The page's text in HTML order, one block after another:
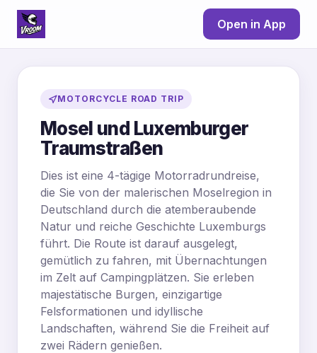
Open in App
MOTORCYCLE ROAD TRIP
Mosel und Luxemburger
Traumstraßen
Dies ist eine 4-tägige Motorradrundreise,
die Sie von der malerischen Moselregion in
Deutschland durch die atemberaubende
Natur und reiche Geschichte Luxemburgs
führt. Die Route ist darauf ausgelegt,
gemütlich zu fahren, mit Übernachtungen
im Zelt auf Campingplätzen. Sie erleben
majestätische Burgen, einzigartige
Felsformationen und idyllische
Landschaften, während Sie die Freiheit auf
zwei Rädern genießen.